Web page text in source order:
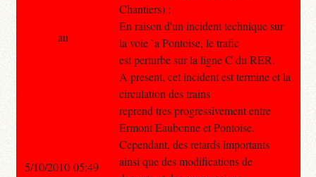
Chantiers) :
En raison d'un incident technique sur
la voie `a Pontoise, le trafic
est perturbe sur la ligne C du RER.
A present, cet incident est termine et la
circulation des trains
reprend tres progressivement entre
Ermont Eaubonne et Pontoise.
Cependant, des retards importants
ainsi que des modifications de
au
5/10/2010 05:49